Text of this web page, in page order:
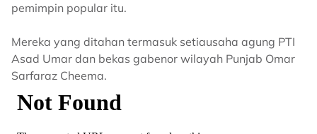
pemimpin popular itu.
Mereka yang ditahan termasuk setiausaha agung PTI
Asad Umar dan bekas gabenor wilayah Punjab Omar
Sarfaraz Cheema.